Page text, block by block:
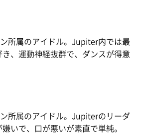
所属のアイドル。Jupiter内では最
、運動神経抜群で、ダンスが得意
所属のアイドル。Jupiterのリーダ
いで、口が悪いが素直で単純。